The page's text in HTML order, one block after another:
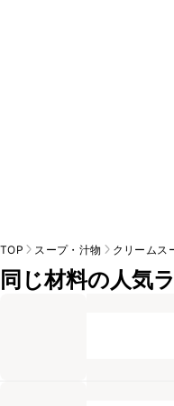
TOP スープ・汁物 クリームス
同じ材料の人気